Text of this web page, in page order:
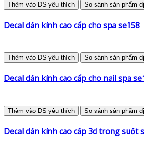
Thêm vào DS yêu thích So sánh sản phẩm
Decal dán kính cao cấp cho spa se158
Thêm vào DS yêu thích So sánh sản phẩm
Decal dán kính cao cấp cho nail spa
Thêm vào DS yêu thích So sánh sản phẩm
Decal dán kính cao cấp 3d trong suốt